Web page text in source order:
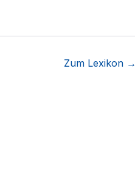
Zum Lexikon →